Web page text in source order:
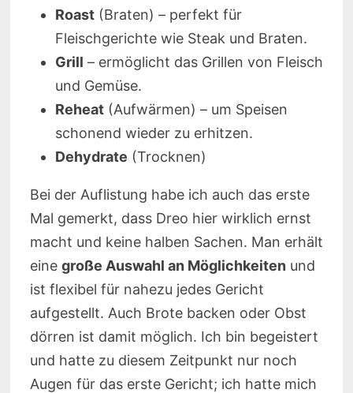
Roast(Braten) – perfekt für
Fleischgerichte wie Steak und Braten.
Grill – ermöglicht das Grillen von Fleisch
und Gemüse.
Reheat(Aufwärmen) – um Speisen
schonend wieder zu erhitzen.
Dehydrate (Trocknen)
Bei der Auflistung habe ich auch das erste
Mal gemerkt, dass Dreo hier wirklich ernst
macht und keine halben Sachen. Man erhält
eine große Auswahl an Möglichkeiten und
ist flexibel für nahezu jedes Gericht
aufgestellt. Auch Brote backen oder Obst
dörren ist damit möglich. Ich bin begeistert
und hatte zu diesem Zeitpunkt nur noch
Augen für das erste Gericht; ich hatte mich